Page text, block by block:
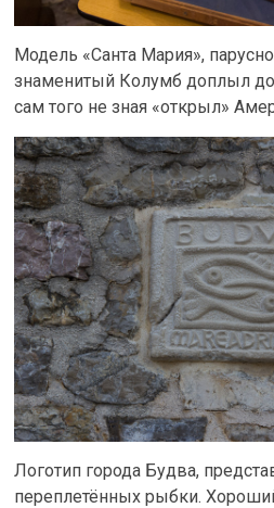
Модель «Санта Мария»,
знаменитый Колумб доплыл
сам того не зная «открыл»
Логотип города Будва,
переплетённых рыбки.